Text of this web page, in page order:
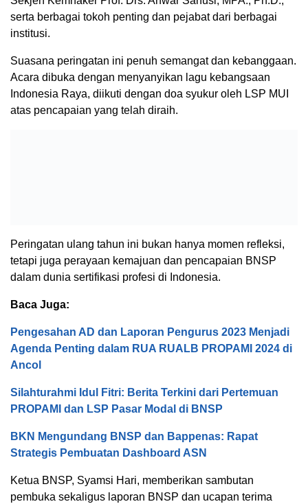
serta berbagai tokoh penting dan pejabat dari berbagai
institusi.
Suasana peringatan ini penuh semangat dan kebanggaan.
Acara dibuka dengan menyanyikan lagu kebangsaan
Indonesia Raya, diikuti dengan doa syukur oleh LSP MUI
atas pencapaian yang telah diraih.
Peringatan ulang tahun ini bukan hanya momen refleksi,
tetapi juga perayaan kemajuan dan pencapaian BNSP
dalam dunia sertifikasi profesi di Indonesia.
Baca Juga:
Pengesahan AD dan Laporan Pengurus 2023 Menjadi
Agenda Penting dalam RUA RUALB PROPAMI 2024 di
Ancol
Silahturahmi Idul Fitri: Berita Terkini dari Pertemuan
PROPAMI dan LSP Pasar Modal di BNSP
BKN Mengundang BNSP dan Bappenas: Rapat
Strategis Pembuatan Dashboard ASN
Ketua BNSP, Syamsi Hari, memberikan sambutan
pembuka sekaligus laporan BNSP dan ucapan terima